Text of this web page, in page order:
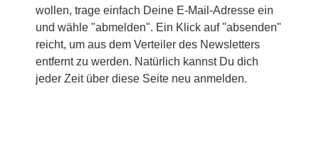
wollen, trage einfach Deine E-Mail-Adresse ein
und wähle "abmelden". Ein Klick auf "absenden"
reicht, um aus dem Verteiler des Newsletters
entfernt zu werden. Natürlich kannst Du dich
jeder Zeit über diese Seite neu anmelden.